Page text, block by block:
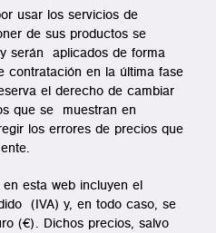
usar los servicios de
de sus productos se
serán aplicados de forma
contratación en la última fase
el derecho de cambiar
que se muestran en
los errores de precios que
esta web incluyen el
(IVA) y, en todo caso, se
(€). Dichos precios, salvo